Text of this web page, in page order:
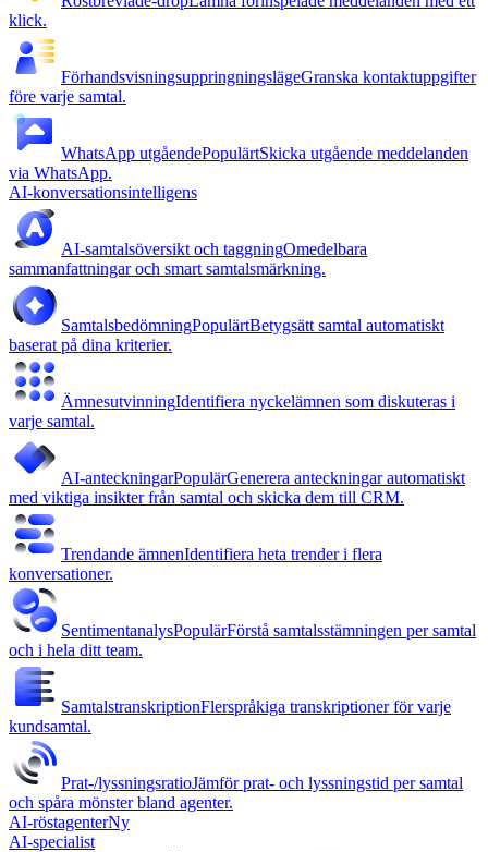
klick.
FörhandsvisningsuppringningslägeGranska kontaktuppgifter
före varje samtal.
WhatsApp utgåendePopulärtSkicka utgående meddelanden
via WhatsApp.
AI-konversationsintelligens
AI-samtalsöversikt och taggningOmedelbara
sammanfattningar och smart samtalsmärkning.
SamtalsbedömningPopulärtBetygsätt samtal automatiskt
baserat på dina kriterier.
ÄmnesutvinningIdentifiera nyckelämnen som diskuteras i
varje samtal.
AI-anteckningarPopulärGenerera anteckningar automatiskt
med viktiga insikter från samtal och skicka dem till CRM.
Trendande ämnenIdentifiera heta trender i flera
konversationer.
SentimentanalysPopulärFörstå samtalsstämningen per samtal
och i hela ditt team.
SamtalstranskriptionFlerspråkiga transkriptioner för varje
kundsamtal.
Prat-/lyssningsratioJämför prat- och lyssningstid per samtal
och spåra mönster bland agenter.
AI-röstagenterNy
AI-specialist